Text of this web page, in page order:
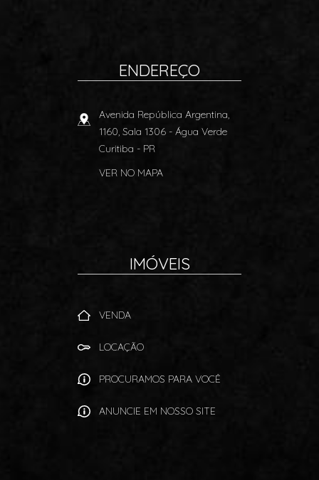
ENDEREÇO
Avenida República Argentina,
1160, Sala 1306 - Água Verde
Curitiba - PR
VER NO MAPA
IMÓVEIS
VENDA
LOCAÇÃO
PROCURAMOS PARA VOCÊ
ANUNCIE EM NOSSO SITE